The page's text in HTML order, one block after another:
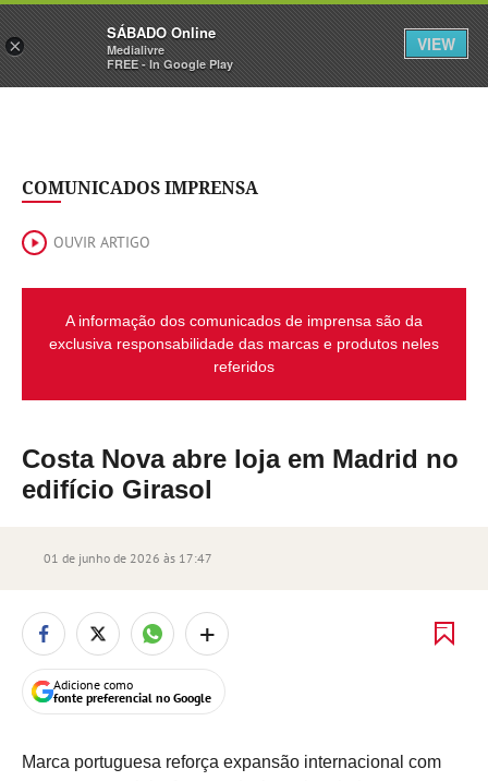
Sábado Assine Iniciar Sessão
COMUNICADOS IMPRENSA
OUVIR ARTIGO
A informação dos comunicados de imprensa são da
exclusiva responsabilidade das marcas e produtos neles
referidos
Costa Nova abre loja em Madrid no
edifício Girasol
01 de junho de 2026 às 17:47
+
Adicione como
fonte preferencial no Google
Marca portuguesa reforça expansão internacional com
×
SÁBADO Online
Medialivre
FREE - In Google Play
VIEW